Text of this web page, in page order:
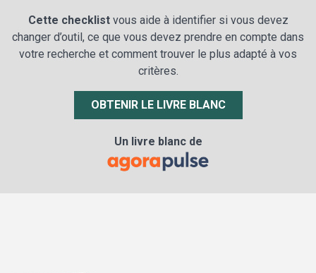
Cette checklistvous aide à identifier si vous devez
changer d’outil, ce que vous devez prendre en compte dans
votre recherche et comment trouver le plus adapté à vos
critères.
OBTENIR LE LIVRE BLANC
Un livre blanc de